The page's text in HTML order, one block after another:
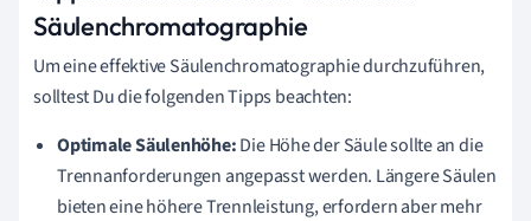
Säulenchromatographie
Um eine effektive Säulenchromatographie durchzuführen,
solltest Du die folgenden Tipps beachten:
Optimale Säulenhöhe:Die Höhe der Säule sollte an die
Trennanforderungen angepasst werden. Längere Säulen
bieten eine höhere Trennleistung, erfordern aber mehr